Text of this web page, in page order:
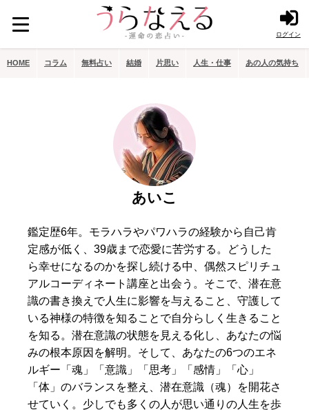
ログイン
HOME コラム 無料占い 結婚 片思い 人生・仕事 あの人の気持ち
あいこ
鑑定歴6年。モラハラやパワハラの経験から自己肯
定感が低く、39歳まで恋愛に苦労する。どうした
ら幸せになるのかを探し続ける中、偶然スピリチュ
アルコーディネート講座と出会う。そこで、潜在意
識の書き換えで人生に影響を与えること、守護して
いる神様の特徴を知ることで自分らしく生きること
を知る。潜在意識の状態を見える化し、あなたの悩
みの根本原因を解明。そして、あなたの6つのエネ
ルギー「魂」「意識」「思考」「感情」「心」
「体」のバランスを整え、潜在意識（魂）を開花さ
せていく。少しでも多くの人が思い通りの人生を歩